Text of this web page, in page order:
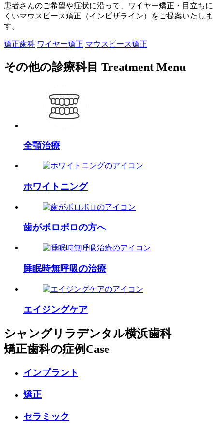
患者さんのご希望や症状に沿って、ワイヤー矯正・目立ちに
くいマウスピース矯正（インビザライン）をご提案いたしま
す。
矯正歯科 ワイヤー矯正 マウスピース矯正
その他の診療科目 Treatment Menu
全顎治療
ホワイトニング
歯がボロボロの方へ
睡眠時無呼吸の治療
エイジングケア
シャングリラデンタル横浜歯科
矯正歯科の症例Case
インプラント
矯正
セラミック